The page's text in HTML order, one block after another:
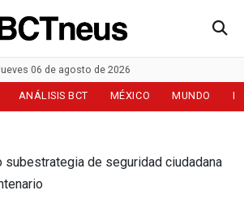
06 de agosto de 2026
ANÁLISIS BCT MÉXICO MUNDO